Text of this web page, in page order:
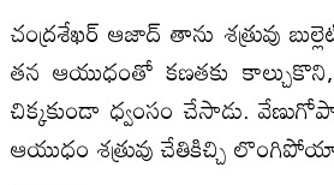
చంద్రశేఖర్‌ ఆజాద్‌ తాను శత్రువు
తన ఆయుధంతో కణతకు కాల్చుకొని,
చిక్కకుండా ధ్వంసం చేసాడు.
ఆయుధం శత్రువు చేతికిచ్చి